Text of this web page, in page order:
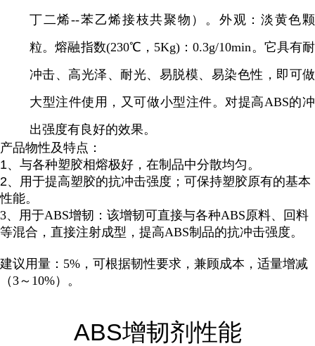
丁二烯--苯乙烯接枝共聚物）。外观：淡黄色颗
粒。熔融指数(230℃，5Kg)：0.3g/10min。它具有耐
冲击、高光泽、耐光、易脱模、易染色性，即可做
大型注件使用，又可做小型注件。对提高ABS的冲
出强度有良好的效果。
产品物性及特点：
1、与各种塑胶相熔极好，在制品中分散均匀。
2、用于提高塑胶的抗冲击强度；可保持塑胶原有的基本
性能。
3、用于ABS增韧：该增韧可直接与各种ABS原料、回料
等混合，直接注射成型，提高ABS制品的抗冲击强度。
建议用量：5%，可根据韧性要求，兼顾成本，适量增减
（3～10%）。
ABS增韧剂性能